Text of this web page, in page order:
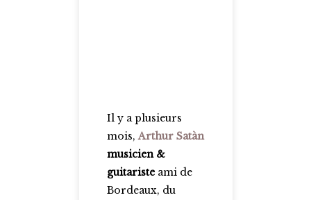
Il y a plusieurs
mois,Arthur Satàn
musicien &
guitariste ami de
Bordeaux, du